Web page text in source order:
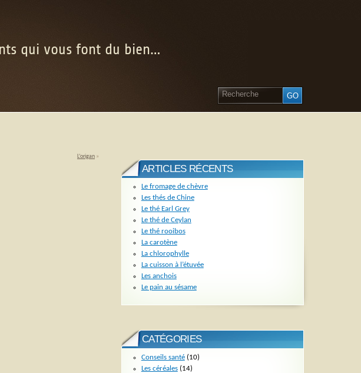
qui vous font du bien…
L’origan »
ARTICLES RÉCENTS
Le fromage de chèvre
Les thés de Chine
Le thé Earl Grey
Le thé de Ceylan
Le thé rooibos
La carotène
La chlorophylle
La cuisson à l’étuvée
Les anchois
Le pain au sésame
CATÉGORIES
Conseils santé(10)
Les céréales(14)